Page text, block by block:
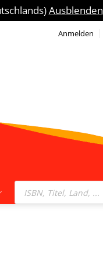
Ausblenden
Anmelden
Products
search